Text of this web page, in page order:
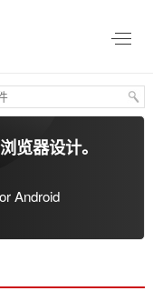
览器设计。
Android